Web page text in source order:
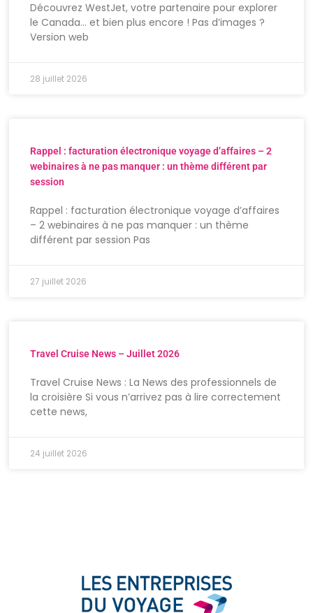
Découvrez WestJet, votre partenaire pour explorer
le Canada… et bien plus encore ! Pas d’images ?
Version web
28 juillet 2026
Rappel : facturation électronique voyage d’affaires – 2
webinaires à ne pas manquer : un thème différent par
session
Rappel : facturation électronique voyage d’affaires
– 2 webinaires à ne pas manquer : un thème
différent par session Pas
27 juillet 2026
Travel Cruise News – Juillet 2026
Travel Cruise News : La News des professionnels de
la croisière Si vous n’arrivez pas à lire correctement
cette news,
24 juillet 2026